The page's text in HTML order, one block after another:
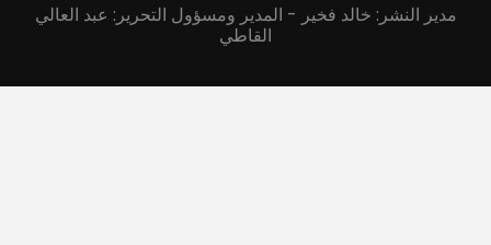
مدير النشر: خالد فخير - المدير ومسؤول التحرير: عبد العالي
القاطي